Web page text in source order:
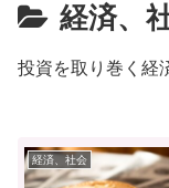
経済、
投資を取り巻く経
経済、社会